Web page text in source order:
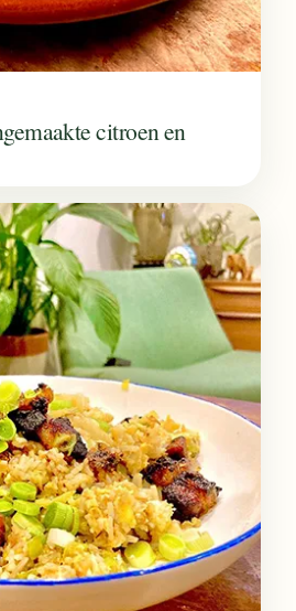
citroen en